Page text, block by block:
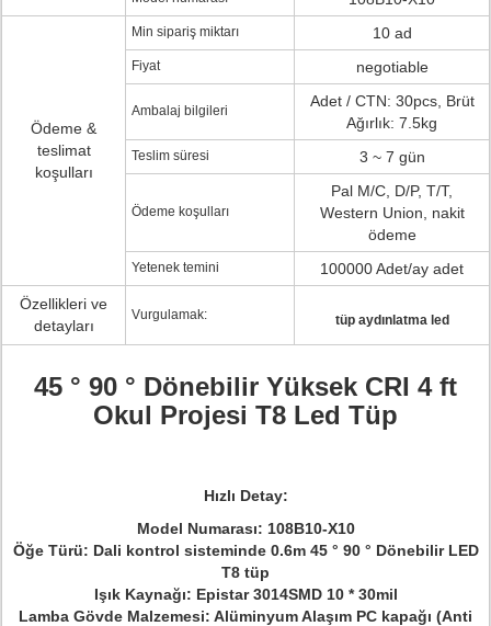
Ödeme &
teslimat
koşulları
Min sipariş miktarı 10 ad
Fiyat negotiable
Ambalaj bilgileri
Adet / CTN: 30pcs, Brüt
Ağırlık: 7.5kg
Teslim süresi 3 ~ 7 gün
Ödeme koşulları
Pal M/C, D/P, T/T,
Western Union, nakit
ödeme
Yetenek temini
100000 Adet/ay adet
Özellikleri ve
detayları
Vurgulamak: tüp aydınlatma led
45 ° 90 ° Dönebilir Yüksek CRI 4 ft
Okul Projesi T8 Led Tüp
Hızlı Detay:
Model Numarası: 108B10-X10
Öğe Türü: Dali kontrol sisteminde 0.6m 45 ° 90 ° Dönebilir LED
T8 tüp
Işık Kaynağı: Epistar 3014SMD 10 * 30mil
Lamba Gövde Malzemesi: Alüminyum Alaşım PC kapağı (Anti